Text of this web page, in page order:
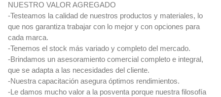
NUESTRO VALOR AGREGADO
-Testeamos la calidad de nuestros productos y materiales, lo
que nos garantiza trabajar con lo mejor y con opciones para
cada marca.
-Tenemos el stock más variado y completo del mercado.
-Brindamos un asesoramiento comercial completo e integral,
que se adapta a las necesidades del cliente.
-Nuestra capacitación asegura óptimos rendimientos.
-Le damos mucho valor a la posventa porque nuestra filosofía